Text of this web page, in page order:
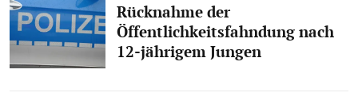
Rücknahme der
Öffentlichkeitsfahndung nach
12-jährigem Jungen